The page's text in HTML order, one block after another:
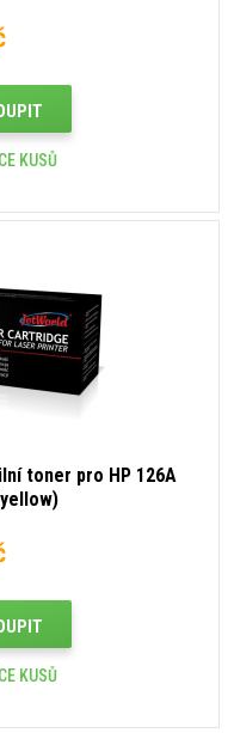
KUSŮ
toner pro HP 126A
KUSŮ